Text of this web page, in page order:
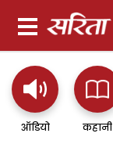
ऑडियो कहानी